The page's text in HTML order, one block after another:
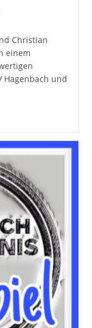
Christian
einem
Hagenbach und